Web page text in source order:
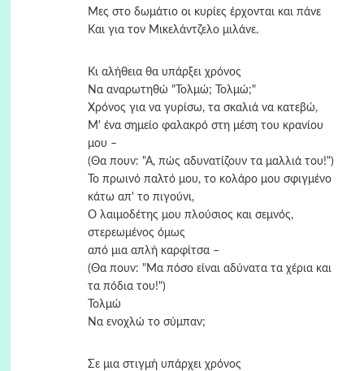
Μες στο δωμάτιο οι κυρίες έρχονται και πάνε
Και για τον Μικελάντζελο μιλάνε.
Κι αλήθεια θα υπάρξει χρόνος
Να αναρωτηθώ "Τολμώ; Τολμώ;"
Χρόνος για να γυρίσω, τα σκαλιά να κατεβώ,
Μ' ένα σημείο φαλακρό στη μέση του κρανίου
μου –
(Θα πουν: "Α, πώς αδυνατίζουν τα μαλλιά του!")
Το πρωινό παλτό μου, το κολάρο μου σφιγμένο
κάτω απ' το πιγούνι,
Ο λαιμοδέτης μου πλούσιος και σεμνός,
στερεωμένος όμως
από μια απλή καρφίτσα –
(Θα πουν: "Μα πόσο είναι αδύνατα τα χέρια και
τα πόδια του!")
Τολμώ
Να ενοχλώ το σύμπαν;
Σε μια στιγμή υπάρχει χρόνος